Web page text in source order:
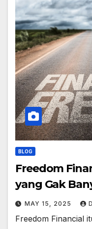
BLOG
Freedom
yang Gak
MAY 15, 2025
Freedom Financial